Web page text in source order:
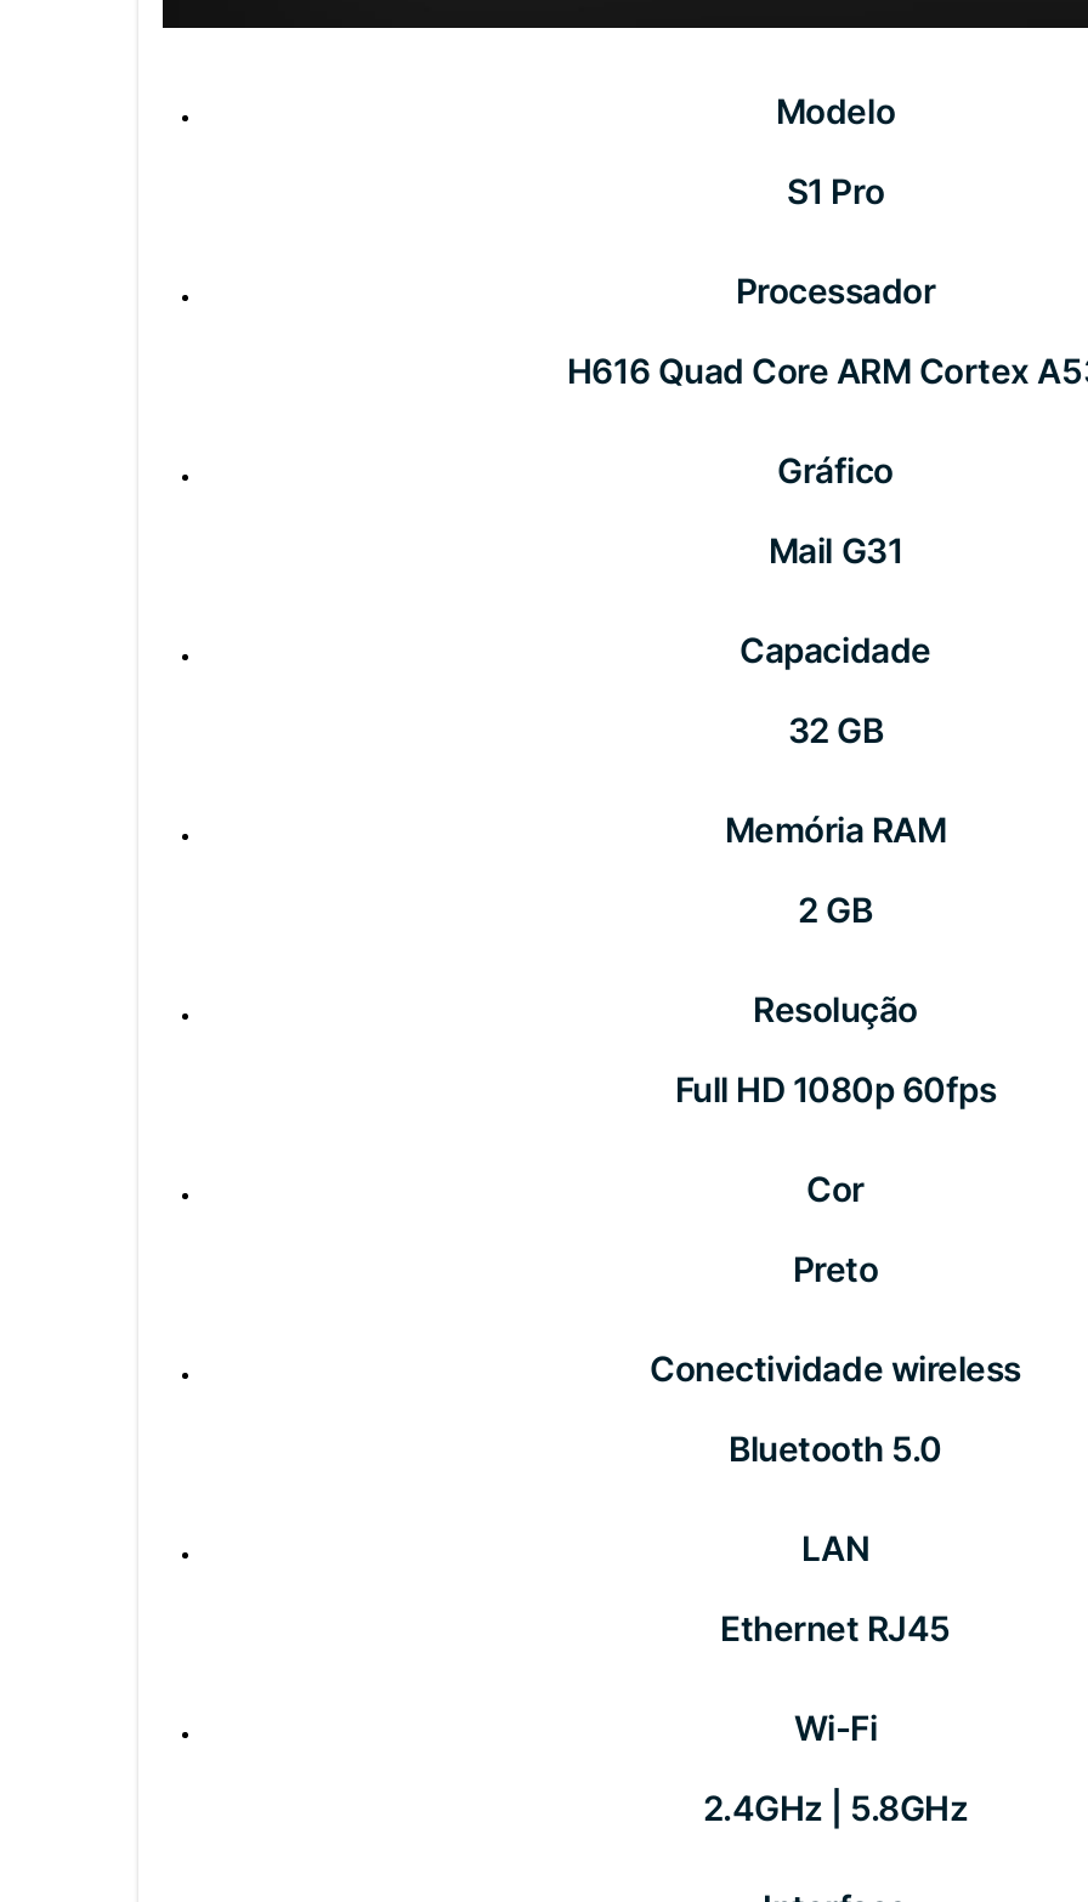
Modelo
S1 Pro
Processador
H616 Quad Core ARM Cortex
Gráfico
Mail G31
Capacidade
32 GB
Memória RAM
2 GB
Resolução
Full HD 1080p 60fps
Cor
Preto
Conectividade wireless
Bluetooth 5.0
LAN
Ethernet RJ45
Wi-Fi
2.4GHz | 5.8GHz